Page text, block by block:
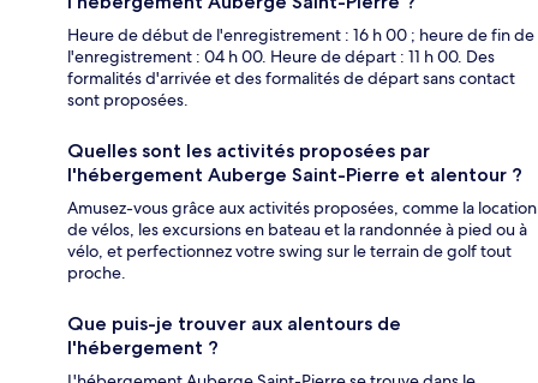
Heure de début de l'enregistrement : 16 h 00 ; heure de fin de
l'enregistrement : 04 h 00. Heure de départ : 11 h 00. Des
formalités d'arrivée et des formalités de départ sans contact
sont proposées.
Quelles sont les activités proposées par
l'hébergement Auberge Saint-Pierre et alentour ?
Amusez-vous grâce aux activités proposées, comme la location
de vélos, les excursions en bateau et la randonnée à pied ou à
vélo, et perfectionnez votre swing sur le terrain de golf tout
proche.
Que puis-je trouver aux alentours de
l'hébergement ?